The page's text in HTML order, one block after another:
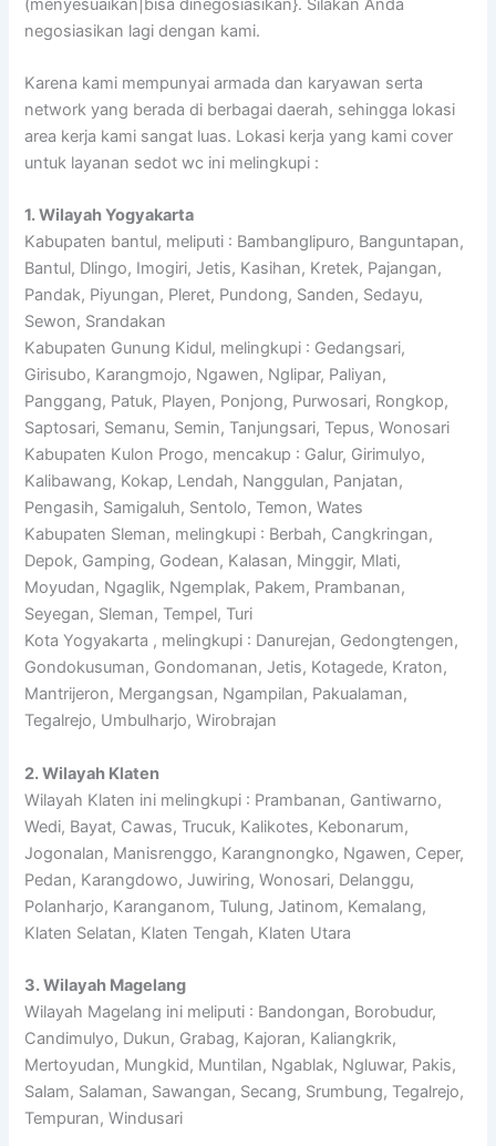
(menyesuaikan|bisa dinegosiasikan}. Silakan Anda
negosiasikan lagi dengan kami.
Karena kami mempunyai armada dan karyawan serta
network yang berada di berbagai daerah, sehingga lokasi
area kerja kami sangat luas. Lokasi kerja yang kami cover
untuk layanan sedot wc ini melingkupi :
1. Wilayah Yogyakarta
Kabupaten bantul, meliputi : Bambanglipuro, Banguntapan,
Bantul, Dlingo, Imogiri, Jetis, Kasihan, Kretek, Pajangan,
Pandak, Piyungan, Pleret, Pundong, Sanden, Sedayu,
Sewon, Srandakan
Kabupaten Gunung Kidul, melingkupi : Gedangsari,
Girisubo, Karangmojo, Ngawen, Nglipar, Paliyan,
Panggang, Patuk, Playen, Ponjong, Purwosari, Rongkop,
Saptosari, Semanu, Semin, Tanjungsari, Tepus, Wonosari
Kabupaten Kulon Progo, mencakup : Galur, Girimulyo,
Kalibawang, Kokap, Lendah, Nanggulan, Panjatan,
Pengasih, Samigaluh, Sentolo, Temon, Wates
Kabupaten Sleman, melingkupi : Berbah, Cangkringan,
Depok, Gamping, Godean, Kalasan, Minggir, Mlati,
Moyudan, Ngaglik, Ngemplak, Pakem, Prambanan,
Seyegan, Sleman, Tempel, Turi
Kota Yogyakarta , melingkupi : Danurejan, Gedongtengen,
Gondokusuman, Gondomanan, Jetis, Kotagede, Kraton,
Mantrijeron, Mergangsan, Ngampilan, Pakualaman,
Tegalrejo, Umbulharjo, Wirobrajan
2. Wilayah Klaten
Wilayah Klaten ini melingkupi : Prambanan, Gantiwarno,
Wedi, Bayat, Cawas, Trucuk, Kalikotes, Kebonarum,
Jogonalan, Manisrenggo, Karangnongko, Ngawen, Ceper,
Pedan, Karangdowo, Juwiring, Wonosari, Delanggu,
Polanharjo, Karanganom, Tulung, Jatinom, Kemalang,
Klaten Selatan, Klaten Tengah, Klaten Utara
3. Wilayah Magelang
Wilayah Magelang ini meliputi : Bandongan, Borobudur,
Candimulyo, Dukun, Grabag, Kajoran, Kaliangkrik,
Mertoyudan, Mungkid, Muntilan, Ngablak, Ngluwar, Pakis,
Salam, Salaman, Sawangan, Secang, Srumbung, Tegalrejo,
Tempuran, Windusari